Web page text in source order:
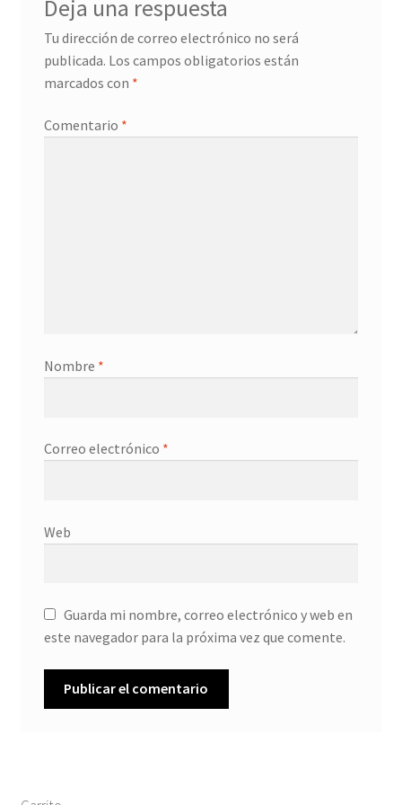
Quienes somos
Términos y condiciones
Deja una respuesta
Tu dirección de correo electrónico no será
publicada. Los campos obligatorios están
marcados con *
Comentario *
Nombre *
Correo electrónico *
Web
Guarda mi nombre, correo electrónico y web en
este navegador para la próxima vez que comente.